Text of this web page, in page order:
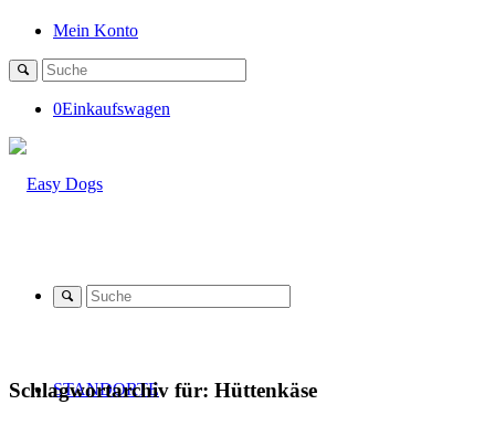
Mein Konto
0Einkaufswagen
STANDORTE
Schlagwortarchiv für: Hüttenkäse